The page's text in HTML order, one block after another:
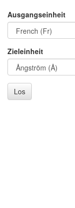
Ausgangseinheit
Zieleinheit
Los